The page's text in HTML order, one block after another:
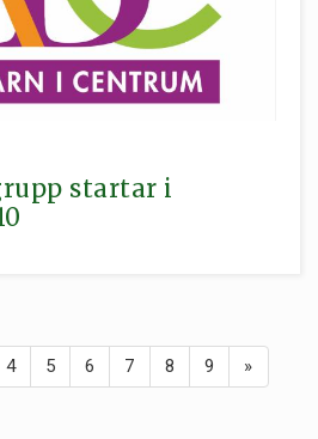
startar i
4 5 6 7 8 9 »